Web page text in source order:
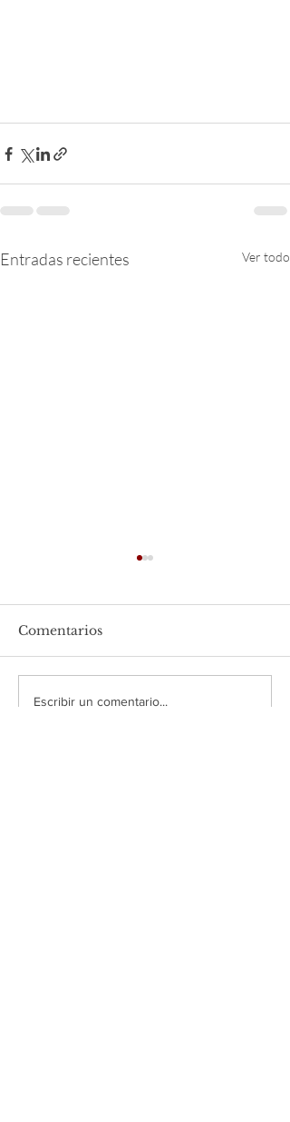
Entradas recientes Ver todo
Desayuno y
Comentarios
Escribir un comentario...